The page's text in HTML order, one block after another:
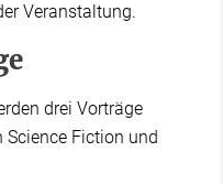
Veranstaltung.
drei Vorträge
Science Fiction und